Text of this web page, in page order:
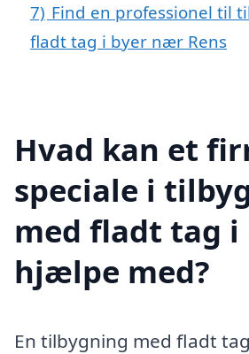
7) Find en professionel til
fladt tag i byer nær Rens
Hvad kan et
speciale i
med fladt tag i
hjælpe med?
En tilbygning med fladt